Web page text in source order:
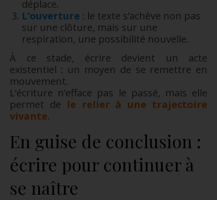
déplace.
L’ouverture : le texte s’achève non pas
sur une clôture, mais sur une
respiration, une possibilité nouvelle.
À ce stade, écrire devient un acte
existentiel : un moyen de se remettre en
mouvement.
L’écriture n’efface pas le passé, mais elle
permet de le relier à une trajectoire
vivante.
En guise de conclusion :
écrire pour continuer à
se naître